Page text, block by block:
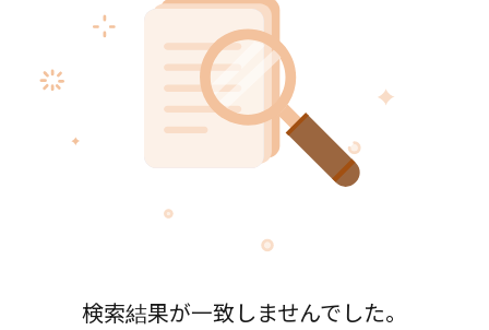
検索結果が一致しませんでした。